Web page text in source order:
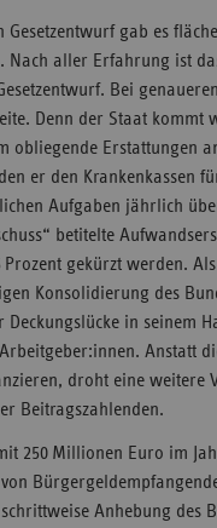
Gesetzentwurf gab es
Nach aller Erfahrung ist
Bei
Denn der Staat
obliegende Erstattungen
er den Krankenkassen
Aufgaben jährlich
betitelte
Prozent gekürzt werden.
Konsolidierung des
Deckungslücke in seinem
Anstatt
droht eine
Beitragszahlenden.
250 Millionen Euro im
von
Anhebung des